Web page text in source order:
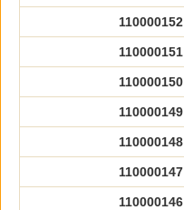
110000152
110000151
110000150
110000149
110000148
110000147
110000146